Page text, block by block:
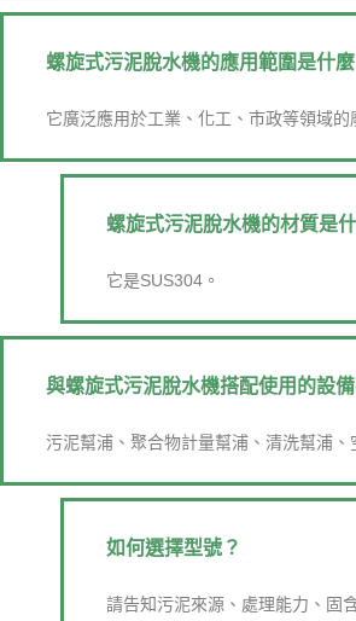
螺旋式污泥脫水機的應用範圍是什麼
它廣泛應用於工業、化工、市政等領域的
螺旋式污泥脫水機的材質是
它是SUS304。
與螺旋式污泥脫水機搭配使用的設
污泥幫浦、聚合物計量幫浦、清洗幫浦、
如何選擇型號？
請告知污泥來源、處理能力、固